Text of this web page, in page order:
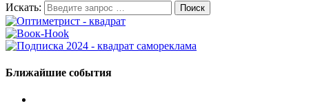
Искать:
Ближайшие события